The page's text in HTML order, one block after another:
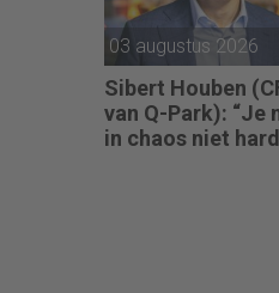
03 augustus 2026
Sibert Houben
van Q-Park): “Je
in chaos niet